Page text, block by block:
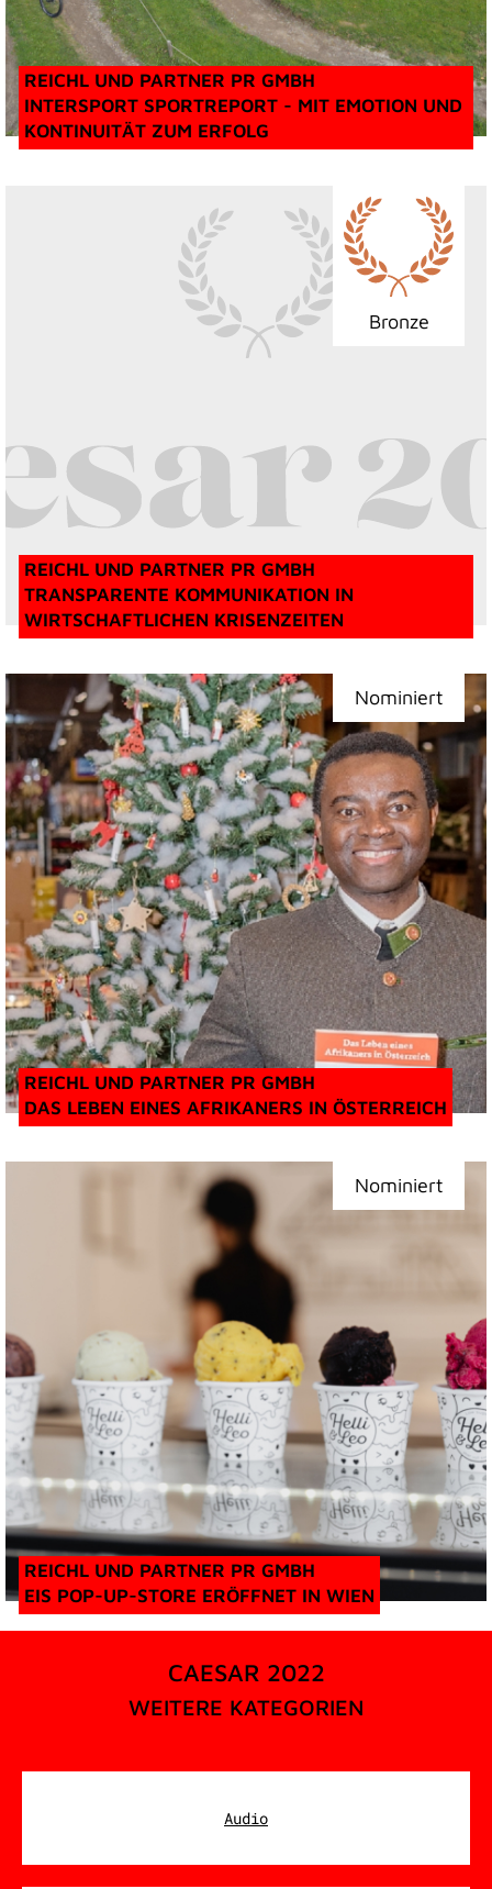
REICHL UND PARTNER PR GMBH
INTERSPORT SPORTREPORT - MIT EMOTION UND
KONTINUITÄT ZUM ERFOLG
Bronze
REICHL UND PARTNER PR GMBH
TRANSPARENTE KOMMUNIKATION IN
WIRTSCHAFTLICHEN KRISENZEITEN
Nominiert
REICHL UND PARTNER PR GMBH
DAS LEBEN EINES AFRIKANERS IN ÖSTERREICH
Nominiert
REICHL UND PARTNER PR GMBH
EIS POP-UP-STORE ERÖFFNET IN WIEN
CAESAR 2022
WEITERE KATEGORIEN
Audio